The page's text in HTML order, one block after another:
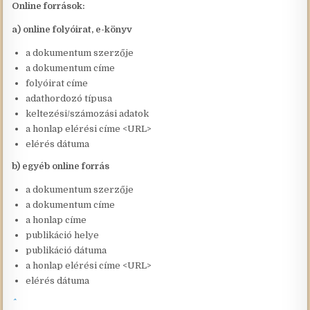
Online források:
a) online folyóirat, e-könyv
a dokumentum szerzője
a dokumentum címe
folyóirat címe
adathordozó típusa
keltezési/számozási adatok
a honlap elérési címe <URL>
elérés dátuma
b) egyéb online forrás
a dokumentum szerzője
a dokumentum címe
a honlap címe
publikáció helye
publikáció dátuma
a honlap elérési címe <URL>
elérés dátuma